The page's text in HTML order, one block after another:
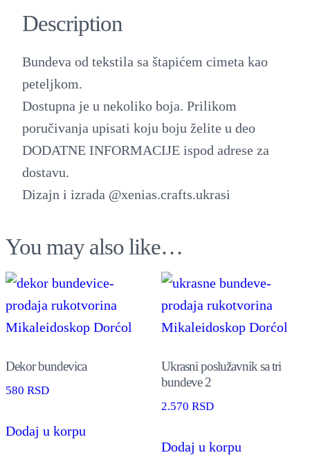
e
o
a
q
a
Description
Bundeva od tekstila sa štapićem cimeta kao
peteljkom.
Dostupna je u nekoliko boja. Prilikom
poručivanja upisati koju boju želite u deo
DODATNE INFORMACIJE ispod adrese za
dostavu.
Dizajn i izrada @xenias.crafts.ukrasi
You may also like…
Dekor bundevica
580 RSD
Dodaj u korpu
Ukrasni poslužavnik sa tri
bundeve 2
2.570 RSD
Dodaj u korpu